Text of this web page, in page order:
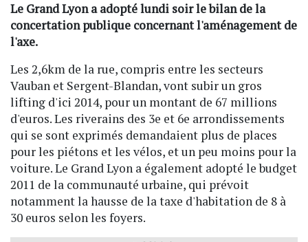
Le Grand Lyon a adopté lundi soir le bilan de la
concertation publique concernant l'aménagement de
l'axe.
Les 2,6km de la rue, compris entre les secteurs
Vauban et Sergent-Blandan, vont subir un gros
lifting d'ici 2014, pour un montant de 67 millions
d'euros. Les riverains des 3e et 6e arrondissements
qui se sont exprimés demandaient plus de places
pour les piétons et les vélos, et un peu moins pour la
voiture. Le Grand Lyon a également adopté le budget
2011 de la communauté urbaine, qui prévoit
notamment la hausse de la taxe d'habitation de 8 à
30 euros selon les foyers.